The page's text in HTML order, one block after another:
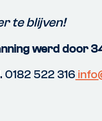
te blijven!
werd door
0182 522 316